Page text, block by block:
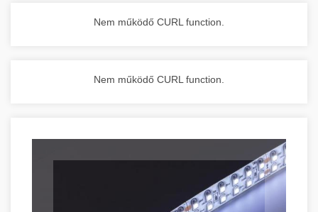
Nem működő CURL function.
Nem működő CURL function.